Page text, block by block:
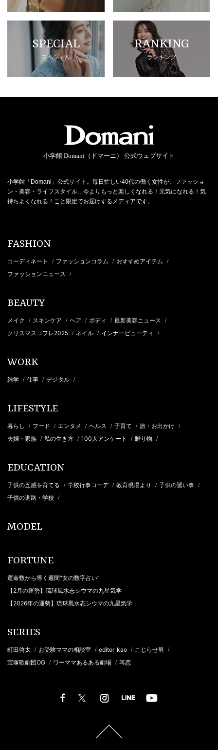
SPECIAL
スペシャル
RANKING
ランキング
小学館 Domani（ドマーニ） 公式ウェブサイト
小学館「Domani」公式サイト。毎日忙しい40代の働く女性が、ファッショ
ン・美容・ライフスタイル…今よりもっと楽しくなれる！元気になれる！気
持ちよくなれる！こと限定でお届けするメディアです。
FASHION
コーディネート / ファッションコラム / おすすめアイテム /
ファッションニュース /
BEAUTY
メイク / スキンケア / ヘア / ボディ / 最新美容ニュース /
クリスマスコフレ2025 / ネイル / インナービューティ /
WORK
雑学 / 仕事 / デジタル /
LIFESTYLE
暮らし / フード / エンタメ / ヘルス / 子育て / 旅・お出かけ /
夫婦・家族 / 私の生き方 / 100人アンケート / 贈り物 /
EDUCATION
子供の五感を育てる / 学校行事コーデ / 教育現場より / 子供の習い事 /
子供の進路・学校 /
MODEL
FORTUNE
運命数から導く週間“女の数字占い”
【2月の運勢】琉球風水志シウマの九星気学
【2026年の運勢】琉球風水志シウマの九星気学
SERIES
町田啓太 / お受験ママの相談室 / editor_kao / こじらせ男 /
宝塚歌劇団OG / ワーママあるある劇場 / 耳恋